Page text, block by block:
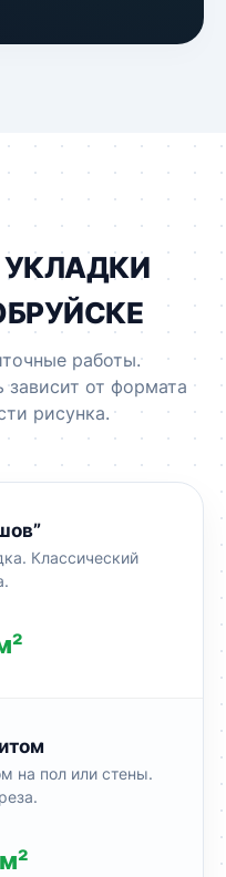
работы.
зависит от формата
рисунка.
Классический
на пол или стены.